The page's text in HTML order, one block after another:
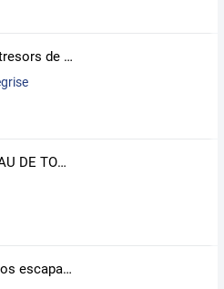
Les petits tresors de malles, ours et vieilles valises MOVV made in la rochelle
LE CHATEAU DE TORNAC
Ici et là : Nos escapades en photos...